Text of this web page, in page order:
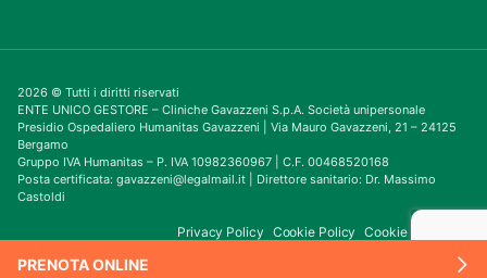
PRENOTA ONLINE
2026 © Tutti i diritti riservati
ENTE UNICO GESTORE – Cliniche Gavazzeni S.p.A. Società unipersonale
Presidio Ospedaliero Humanitas Gavazzeni | Via Mauro Gavazzeni, 21 – 24125
Bergamo
Gruppo IVA Humanitas – P. IVA 10982360967 | C.F. 00468520168
Posta certificata: gavazzeni@legalmail.it | Direttore sanitario: Dr. Massimo
Castoldi
Privacy Policy Cookie Policy Cookie Consent